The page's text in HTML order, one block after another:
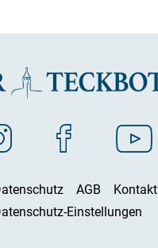
AGB Kontakt
Einstellungen